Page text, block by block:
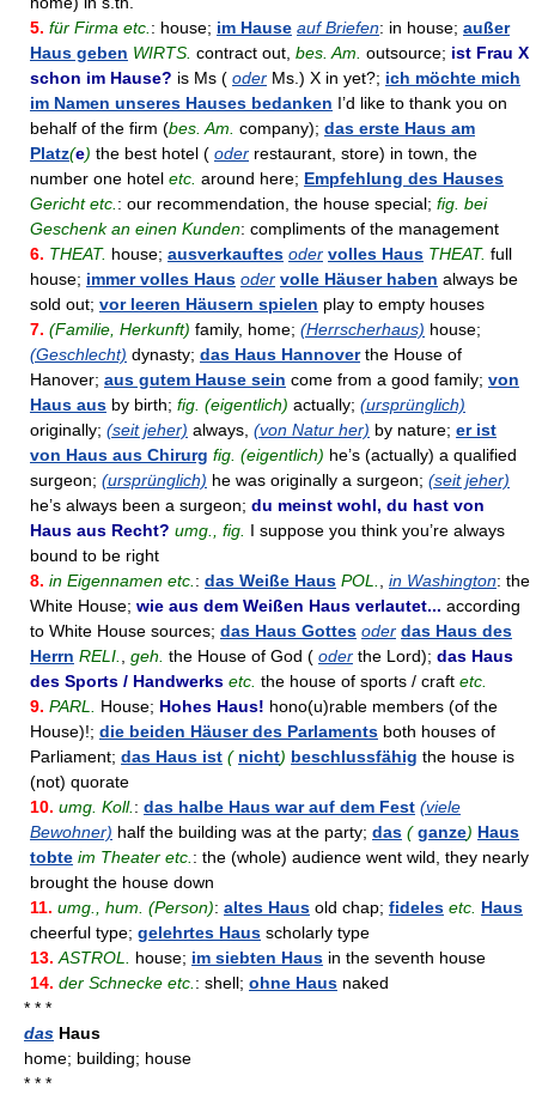
5. für Firma etc. : house; im Hause auf Briefen: in house; außer
Haus geben WIRTS. contract out, bes. Am. outsource; ist Frau X
schon im Hause? is Ms ( oder Ms.) X in yet?; ich möchte mich
im Namen unseres Hauses bedanken I’d like to thank you on
behalf of the firm (bes. Am. company); das erste Haus am
Platz(e) the best hotel ( oder restaurant, store) in town, the
number one hotel etc. around here; Empfehlung des Hauses
Gericht etc. : our recommendation, the house special; fig. bei
Geschenk an einen Kunden: compliments of the management
6. THEAT. house; ausverkauftes oder volles Haus THEAT. full
house; immer volles Haus oder volle Häuser haben always be
sold out; vor leeren Häusern spielen play to empty houses
7. (Familie, Herkunft) family, home; (Herrscherhaus) house;
(Geschlecht) dynasty; das Haus Hannoverthe House of
Hanover; aus gutem Hause sein come from a good family; von
Haus aus by birth; fig. (eigentlich) actually; (ursprünglich)
originally; (seit jeher) always, (von Natur her) by nature; er ist
von Haus aus Chirurg fig. (eigentlich) he’s (actually) a qualified
surgeon; (ursprünglich) he was originally a surgeon; (seit jeher)
he’s always been a surgeon; du meinst wohl, du hast von
Haus aus Recht? umg., fig. I suppose you think you’re always
bound to be right
8. in Eigennamen etc. : das Weiße Haus POL. in Washington: the
White House; wie aus dem Weißen Haus verlautet... according
to White House sources; das Haus Gottes oder das Haus des
Herrn RELI. geh. the House of God ( oder the Lord); das Haus
des Sports / Handwerks etc. the house of sports / craft etc.
9. PARL. House; Hohes Haus! hono(u)rable members (of the
House)!; die beiden Häuser des Parlaments both houses of
Parliament; das Haus ist ( nicht) beschlussfähig the house is
(not) quorate
10. umg. Koll. : das halbe Haus war auf dem Fest (viele
Bewohner) half the building was at the party; das ( ganze) Haus
tobte im Theater etc. : the (whole) audience went wild, they nearly
brought the house down
11. umg., hum. (Person): altes Haus old chap; fideles etc. Haus
cheerful type; gelehrtes Haus scholarly type
13. ASTROL. house; im siebten Haus in the seventh house
14. der Schnecke etc. : shell; ohne Haus naked
* * *
das Haus
home; building; house
* * *